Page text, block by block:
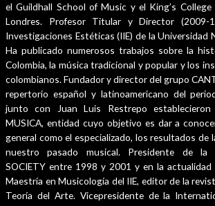
el Guildhall School of Music y el King’s
Londres. Profesor Titular y Director
Investigaciones Estéticas (IIE) de la Universidad
Ha publicado numerosos trabajos sobre la
Colombia, la música tradicional y popular y los
colombianos. Fundador y director del grupo
repertorio español y latinoamericano del
junto con Juan Luis Restrepo establecieron
MUSICA, entidad cuyo objetivo es dar a
general como el especializado, los resultados de
nuestro pasado musical. Presidente de la
SOCIETY entre 1998 y 2001 y en la
Maestría en Musicología del IIE, editor de la
Teoría del Arte. Vicepresidente de la